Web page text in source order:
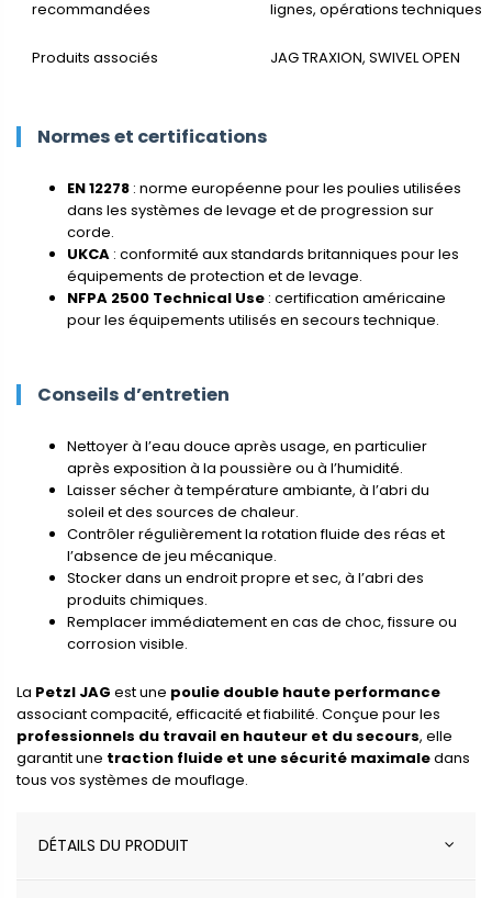
recommandées
lignes, opérations techniques
Produits associés JAG TRAXION, SWIVEL OPEN
Normes et certifications
EN 12278 : norme européenne pour les poulies utilisées
dans les systèmes de levage et de progression sur
corde.
UKCA : conformité aux standards britanniques pour les
équipements de protection et de levage.
NFPA 2500 Technical Use : certification américaine
pour les équipements utilisés en secours technique.
Conseils d’entretien
Nettoyer à l’eau douce après usage, en particulier
après exposition à la poussière ou à l’humidité.
Laisser sécher à température ambiante, à l’abri du
soleil et des sources de chaleur.
Contrôler régulièrement la rotation fluide des réas et
l’absence de jeu mécanique.
Stocker dans un endroit propre et sec, à l’abri des
produits chimiques.
Remplacer immédiatement en cas de choc, fissure ou
corrosion visible.
La Petzl JAG est une poulie double haute performance
associant compacité, efficacité et fiabilité. Conçue pour les
professionnels du travail en hauteur et du secours, elle
garantit une traction fluide et une sécurité maximaledans
tous vos systèmes de mouflage.
DÉTAILS DU PRODUIT